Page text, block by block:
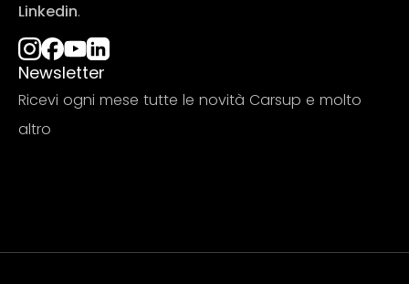
Linkedin.
Newsletter
Ricevi ogni mese tutte le novità Carsup e molto
altro